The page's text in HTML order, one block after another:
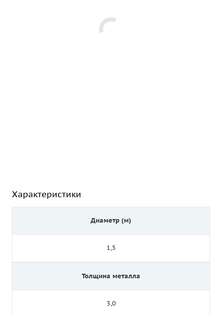
Характеристики
Диаметр (м)
1,5
Толщина металла
3,0